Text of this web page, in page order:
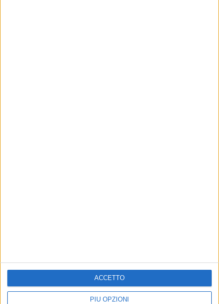
PIÙ OPZIONI
ACCETTO